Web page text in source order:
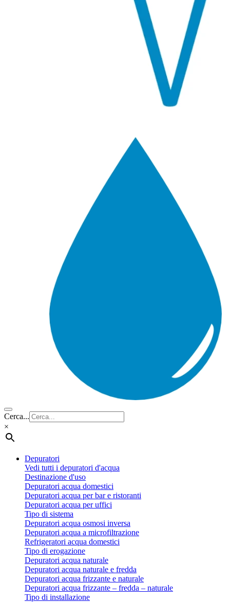
Cerca...
×
Depuratori
Vedi tutti i depuratori d'acqua
Destinazione d'uso
Depuratori acqua domestici
Depuratori acqua per bar e ristoranti
Depuratori acqua per uffici
Tipo di sistema
Depuratori acqua osmosi inversa
Depuratori acqua a microfiltrazione
Refrigeratori acqua domestici
Tipo di erogazione
Depuratori acqua naturale
Depuratori acqua naturale e fredda
Depuratori acqua frizzante e naturale
Depuratori acqua frizzante – fredda – naturale
Tipo di installazione